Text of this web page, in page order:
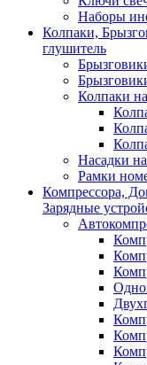
Наборы
Колпаки,
глушитель
Колпаки
Насадки
Рамки
Компрессора,
Зарядные